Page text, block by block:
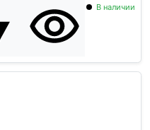
В наличии